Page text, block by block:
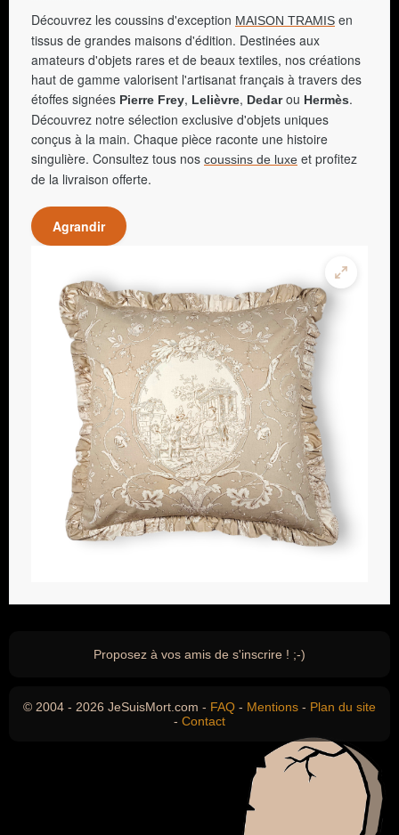
Découvrez les coussins d'exception MAISON TRAMIS en
tissus de grandes maisons d'édition. Destinées aux
amateurs d'objets rares et de beaux textiles, nos créations
haut de gamme valorisent l'artisanat français à travers des
étoffes signées Pierre Frey, Lelièvre, Dedarou Hermès.
Découvrez notre sélection exclusive d'objets uniques
conçus à la main. Chaque pièce raconte une histoire
singulière. Consultez tous nos coussins de luxe et profitez
de la livraison offerte.
Agrandir
Proposez à vos amis de s'inscrire ! ;-)
© 2004 - 2026 JeSuisMort.com - FAQ - Mentions - Plan du site
- Contact